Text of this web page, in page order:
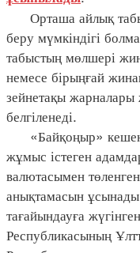
Орташа айлық
беру мүмкіндігі
табыстың мөлшері
немесе бірыңғай
зейнетақы жарналары
белгіленеді.
«Байқоңыр»
жұмыс істеген
валютасымен
анықтамасын
тағайындауға
Республикасының